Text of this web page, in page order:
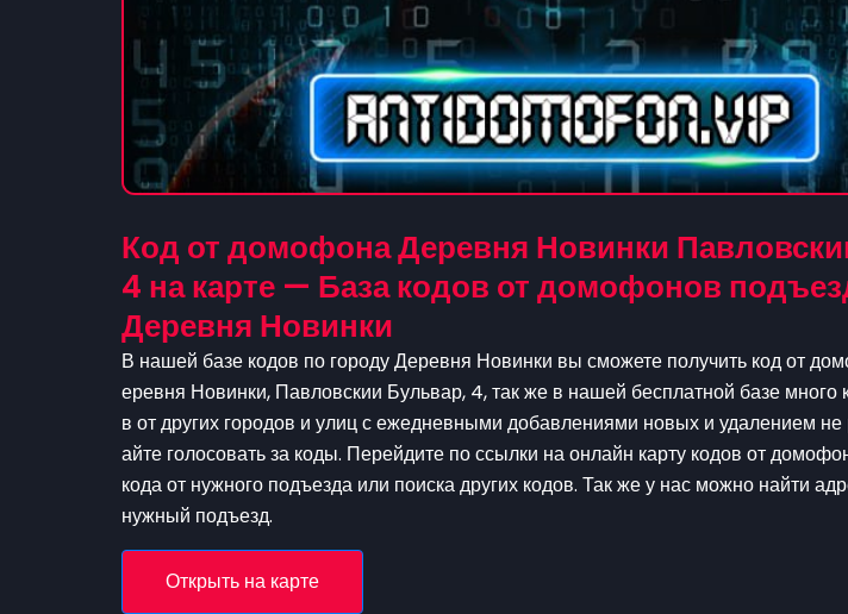
Код от домофона Деревня Новинки
4 на карте — База кодов от домофонов
Деревня Новинки
В нашей базе кодов по городу Деревня Новинки вы сможете получить код от
еревня Новинки, Павловскии Бульвар, 4, так же в нашей бесплатной базе много
в от других городов и улиц с ежедневными добавлениями новых и удалением
айте голосовать за коды. Перейдите по ссылки на онлайн карту кодов от
кода от нужного подъезда или поиска других кодов. Так же у нас можно найти
нужный подъезд.
Открыть на карте